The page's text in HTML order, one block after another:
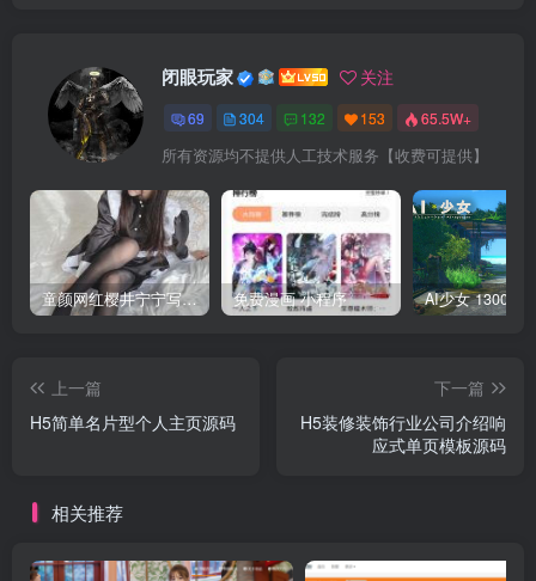
闭眼玩家 关注
69 304 132 153 65.5W+
所有资源均不提供人工技术服务【收费可提供】
童颜网红樱井宁宁写真集套图 免费漫画 小程序
上一篇
H5简单名片型个人主页源码
下一篇
H5装修装饰行业公司介绍响
应式单页模板源码
相关推荐